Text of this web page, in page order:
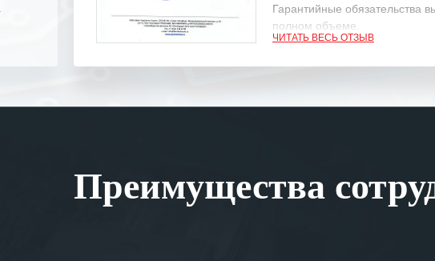
Гарантийные обязательства
полном объеме.
Мы высоко ценим
ЧИТАТЬ ВЕСЬ ОТЗЫВ
Преимущества